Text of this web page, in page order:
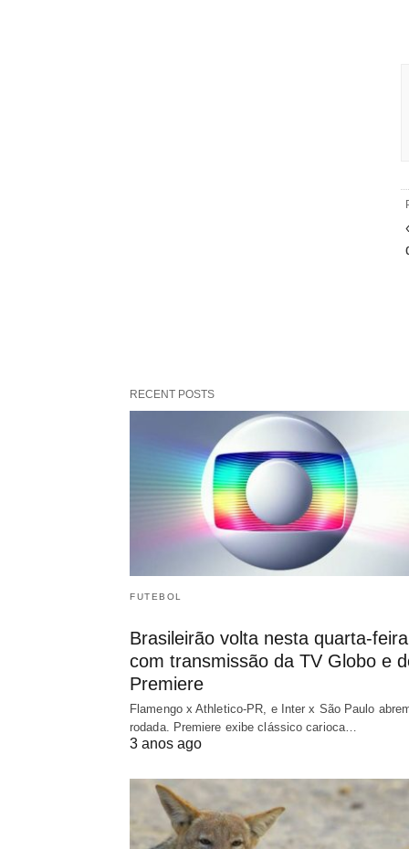
RECENT POSTS
FUTEBOL
Brasileirão volta nesta quarta-
com transmissão da TV Globo e
Premiere
Flamengo x Athletico-PR, e Inter x São Paulo
rodada. Premiere exibe clássico carioca…
3 anos ago